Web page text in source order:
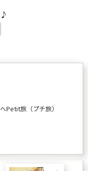
Petit旅（プチ旅）